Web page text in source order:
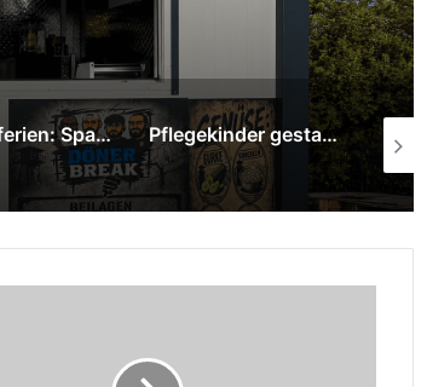
Pflegekinder gestalten mit Graffiti-Kunst neue Räume im Pflegekinderdienst SPD Moers ehrt langjährige Mitglieder